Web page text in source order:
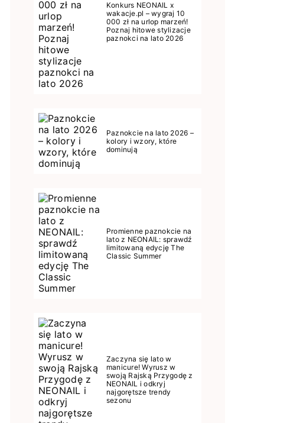
Konkurs NEONAIL x
wakacje.pl – wygraj 10
000 zł na urlop marzeń!
Poznaj hitowe stylizacje
paznokci na lato 2026
Paznokcie na lato 2026 –
kolory i wzory, które
dominują
Promienne paznokcie na
lato z NEONAIL: sprawdź
limitowaną edycję The
Classic Summer
Zaczyna się lato w
manicure! Wyrusz w
swoją Rajską Przygodę z
NEONAIL i odkryj
najgorętsze trendy
sezonu